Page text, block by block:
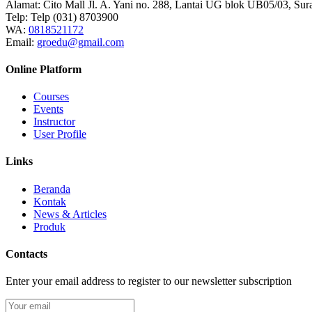
Alamat: Cito Mall Jl. A. Yani no. 288, Lantai UG blok UB05/03,
Telp: Telp (031) 8703900
WA: 0818521172
Email: groedu@gmail.com
Online Platform
Courses
Events
Instructor
User Profile
Links
Beranda
Kontak
News & Articles
Produk
Contacts
Enter your email address to register to our newsletter subscription